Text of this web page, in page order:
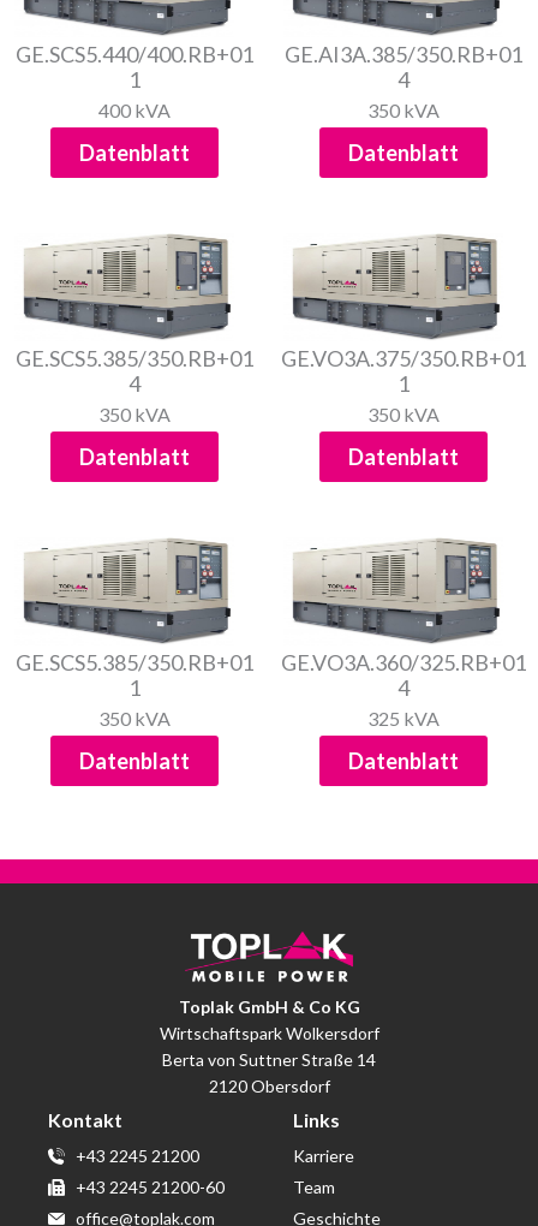
GE.SCS5.440/400.RB+01
1
400 kVA
Datenblatt
GE.AI3A.385/350.RB+01
4
350 kVA
Datenblatt
GE.SCS5.385/350.RB+01
4
350 kVA
Datenblatt
GE.VO3A.375/350.RB+01
1
350 kVA
Datenblatt
GE.SCS5.385/350.RB+01
1
350 kVA
Datenblatt
GE.VO3A.360/325.RB+01
4
325 kVA
Datenblatt
Toplak GmbH & Co KG
Wirtschaftspark Wolkersdorf
Berta von Suttner Straße 14
2120 Obersdorf
Kontakt
+43 2245 21200
+43 2245 21200-60
office@toplak.com
Links
Karriere
Team
Geschichte